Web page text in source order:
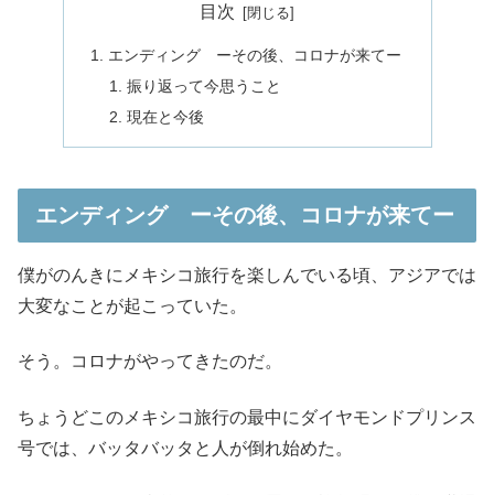
目次
エンディング ーその後、コロナが来てー
振り返って今思うこと
現在と今後
エンディング ーその後、コロナが来てー
僕がのんきにメキシコ旅行を楽しんでいる頃、アジアでは
大変なことが起こっていた。
そう。コロナがやってきたのだ。
ちょうどこのメキシコ旅行の最中にダイヤモンドプリンス
号では、バッタバッタと人が倒れ始めた。